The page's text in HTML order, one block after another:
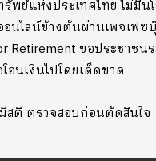
พย์แห่งประเทศไทย ไม่มีน
อนไลน์ข้างต้นผ่านเพจเฟซ
Retirement ขอประชาชน
อนเงินไปโดยเด็ดขาด
สติ ตรวจสอบก่อนตัดสินใจ